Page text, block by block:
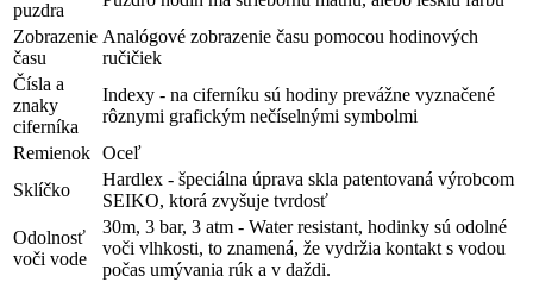
puzdra
Zobrazenie
času
Analógové zobrazenie času pomocou hodinových
ručičiek
Čísla a
znaky
ciferníka
Indexy - na ciferníku sú hodiny prevážne vyznačené
rôznymi grafickým nečíselnými symbolmi
Remienok Oceľ
Sklíčko
Hardlex - špeciálna úprava skla patentovaná výrobcom
SEIKO, ktorá zvyšuje tvrdosť
Odolnosť
voči vode
30m, 3 bar, 3 atm - Water resistant, hodinky sú odolné
voči vlhkosti, to znamená, že vydržia kontakt s vodou
počas umývania rúk a v daždi.